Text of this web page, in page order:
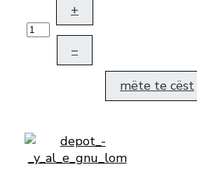
+
–
mëte te cëst